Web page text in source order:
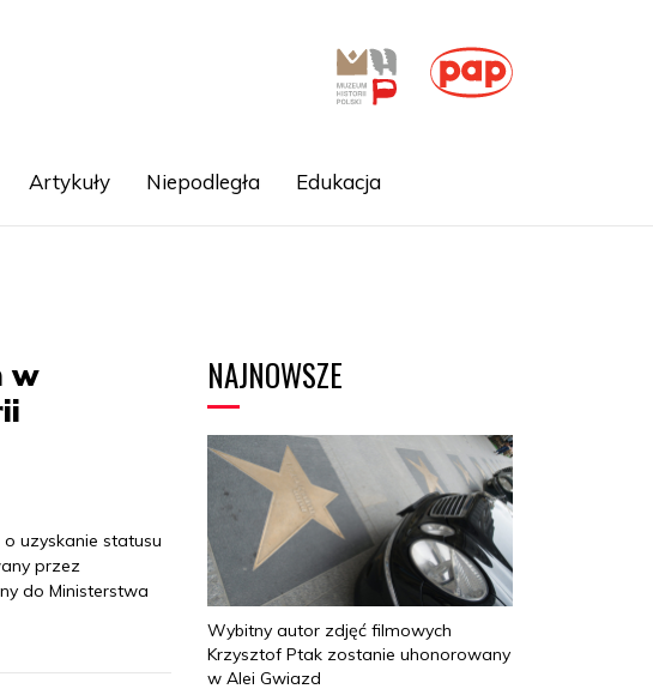
Artykuły Niepodległa Edukacja
w
uzyskanie statusu
przez
do Ministerstwa
NAJNOWSZE
Wybitny autor zdjęć filmowych
Krzysztof Ptak zostanie uhonorowany
w Alei Gwiazd